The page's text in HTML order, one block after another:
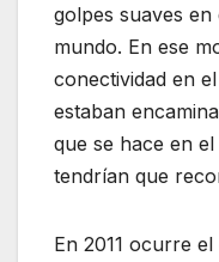
golpes suaves
mundo. En ese
conectividad en
estaban
que se hace en
tendrían que
En 2011 ocurre